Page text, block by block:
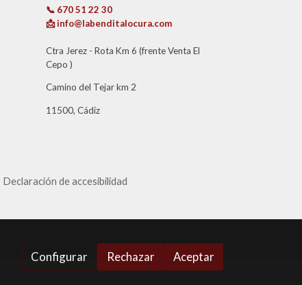
📞 670 51 22 30
📩 info@labenditalocura.com
Ctra Jerez - Rota Km 6 (frente Venta El
Cepo )
Camino del Tejar km 2
11500, Cádiz
Declaración de accesibilidad
Configurar Rechazar Aceptar